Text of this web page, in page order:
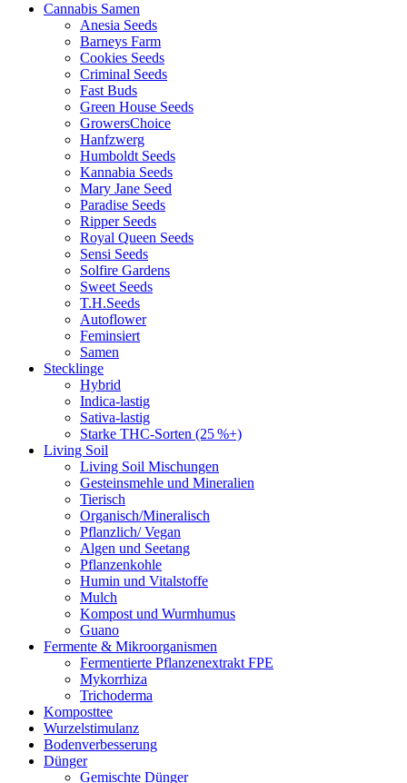
Cannabis Samen
Anesia Seeds
Barneys Farm
Cookies Seeds
Criminal Seeds
Fast Buds
Green House Seeds
GrowersChoice
Hanfzwerg
Humboldt Seeds
Kannabia Seeds
Mary Jane Seed
Paradise Seeds
Ripper Seeds
Royal Queen Seeds
Sensi Seeds
Solfire Gardens
Sweet Seeds
T.H.Seeds
Autoflower
Feminsiert
Samen
Stecklinge
Hybrid
Indica-lastig
Sativa-lastig
Starke THC-Sorten (25 %+)
Living Soil
Living Soil Mischungen
Gesteinsmehle und Mineralien
Tierisch
Organisch/Mineralisch
Pflanzlich/ Vegan
Algen und Seetang
Pflanzenkohle
Humin und Vitalstoffe
Mulch
Kompost und Wurmhumus
Guano
Fermente & Mikroorganismen
Fermentierte Pflanzenextrakt FPE
Mykorrhiza
Trichoderma
Komposttee
Wurzelstimulanz
Bodenverbesserung
Dünger
Gemischte Dünger